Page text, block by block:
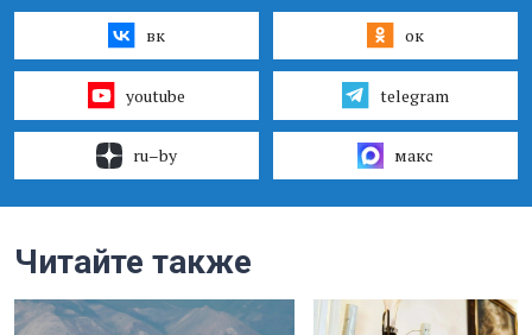
вк ок
youtube telegram
ru–by макс
Читайте также